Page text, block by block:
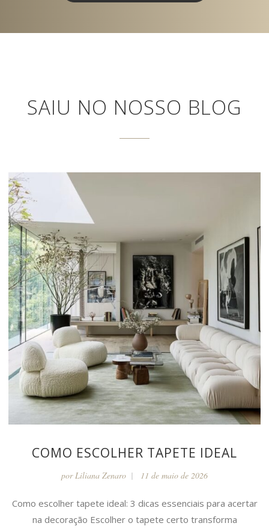
SAIU NO NOSSO BLOG
COMO ESCOLHER TAPETE IDEAL
porLiliana Zenaro 11 de maio de 2026
Como escolher tapete ideal: 3 dicas essenciais para acertar
na decoração Escolher o tapete certo transforma